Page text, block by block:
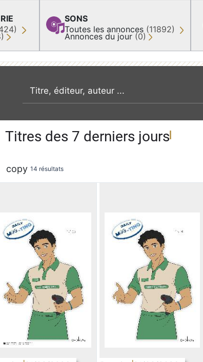
SONS
Toutes les annonces (11892)
Annonces du jour (0)
recherche par mot clé
Titres des 7 derniers jours
copy 14 résultats